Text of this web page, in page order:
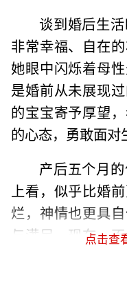
谈到婚后生
非常幸福、自在
她眼中闪烁着母
是婚前从未展现
的宝宝寄予厚望
的心态，勇敢面对
产后五个月
上看，似乎比婚
烂，神情也更具
与满足。现在，
点击查